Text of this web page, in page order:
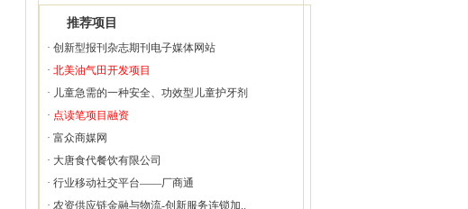
推荐项目
· 创新型报刊杂志期刊电子媒体网站
· 北美油气田开发项目
· 儿童急需的一种安全、功效型儿童护牙剂
· 点读笔项目融资
· 富众商媒网
· 大唐食代餐饮有限公司
· 行业移动社交平台——厂商通
· 农资供应链金融与物流-创新服务连锁加..